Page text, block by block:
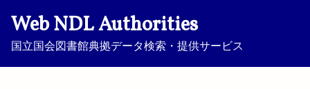
Web NDL Authorities
国立国会図書館典拠データ検索・提供サービス